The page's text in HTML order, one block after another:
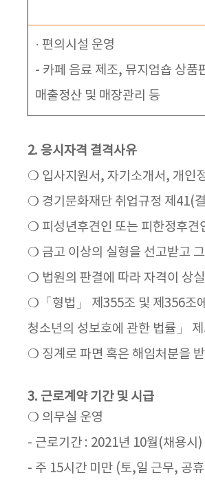
· 편의시설 운영
- 카페 음료 제조, 뮤지엄숍 상품
매출정산 및 매장관리 등
2. 응시자격 결격사유
❍ 입사지원서, 자기소개서, 개인
❍ 경기문화재단 취업규정 제41(
❍ 피성년후견인 또는 피한정후견
❍ 금고 이상의 실형을 선고받고
❍ 법원의 판결에 따라 자격이 상
❍「형법」 제355조 및 제356조
청소년의 성보호에 관한 법률」
❍ 징계로 파면 혹은 해임처분을
3. 근로계약 기간 및 시급
❍ 의무실 운영
- 근로기간 : 2021년 10월(채용시
- 주 15시간 미만 (토,일 근무, 공